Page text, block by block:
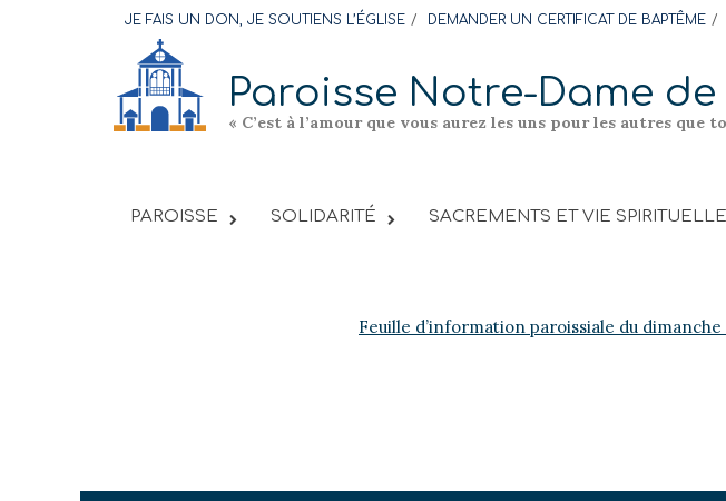
content
JE FAIS UN DON, JE SOUTIENS L’ÉGLISE DEMANDER UN CERTIFICAT DE BAPTÊME
Paroisse Notre-Dame
« C’est à l’amour que vous aurez les uns pour les autres
PAROISSE SOLIDARITÉ SACREMENTS ET VIE SPIRITUELLE
Feuille d’information paroissiale du dimanche